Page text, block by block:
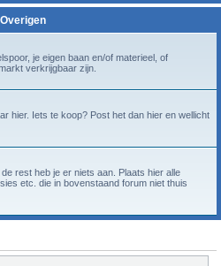
Overigen
je eigen baan en/of materieel, of
verkrijgbaar zijn.
hier. Iets te koop? Post het dan hier en wellicht
rest heb je er niets aan. Plaats hier alle
etc. die in bovenstaand forum niet thuis